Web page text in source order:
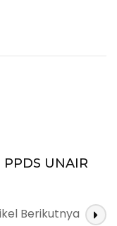
PPDS UNAIR
Berikutnya